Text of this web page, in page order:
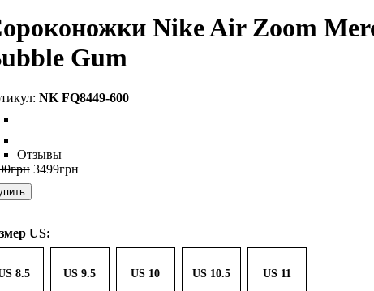
Nike Air Zoom
Gum
NK FQ8449-600
Отзывы
грн 3499грн
US:
8.5 US 9.5 US 10 US 10.5 US 11